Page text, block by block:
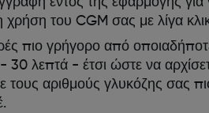
χρήση του CGM σας με λίγα
πιο γρήγορο από
λεπτά - έτσι ώστε να
τους αριθμούς γλυκόζης σας